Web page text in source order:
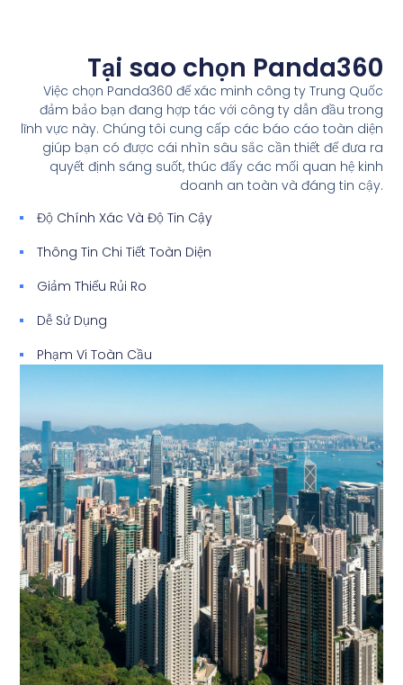
Tại sao chọn Panda360
Việc chọn Panda360 để xác minh công ty Trung Quốc
đảm bảo bạn đang hợp tác với công ty dẫn đầu trong
lĩnh vực này. Chúng tôi cung cấp các báo cáo toàn diện
giúp bạn có được cái nhìn sâu sắc cần thiết để đưa ra
quyết định sáng suốt, thúc đẩy các mối quan hệ kinh
doanh an toàn và đáng tin cậy.
Độ Chính Xác Và Độ Tin Cậy
Thông Tin Chi Tiết Toàn Diện
Giảm Thiểu Rủi Ro
Dễ Sử Dụng
Phạm Vi Toàn Cầu